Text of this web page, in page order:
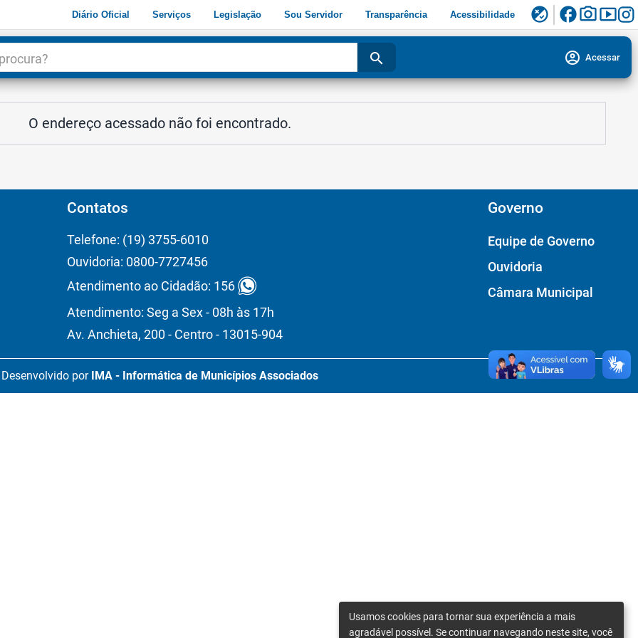
Diário Oficial Serviços Legislação Sou Servidor Transparência Acessibilidade flaky facebookphoto_camerasmart_display
search account_circle Acessar
O endereço acessado não foi encontrado.
Contatos
Telefone: (19) 3755-6010
Ouvidoria: 0800-7727456
Atendimento ao Cidadão: 156
Atendimento: Seg a Sex - 08h às 17h
Av. Anchieta, 200 - Centro - 13015-904
Governo
Equipe de Governo
Ouvidoria
Câmara Municipal
Desenvolvido por IMA - Informática de Municípios Associados
Usamos cookies para tornar sua experiência a mais
agradável possível. Se continuar navegando neste site, você